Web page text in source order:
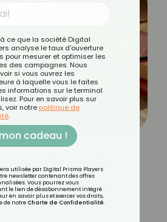
pour faire le
en
ce que la société Digital
analyse le taux d'ouverture
pour mesurer et optimiser les
des campagnes. Nous
si vous ouvrez les
à laquelle vous le faites
informations sur le terminal
Pour en savoir plus sur
voir notre politique de
.
cadeau !
utilisée par Digital Prisma Players
newsletter contenant des offres
Vous pourrez vous
le lien de désabonnement intégré
en savoir plus et exercer vos droits,
de notre Charte de Confidentialité.